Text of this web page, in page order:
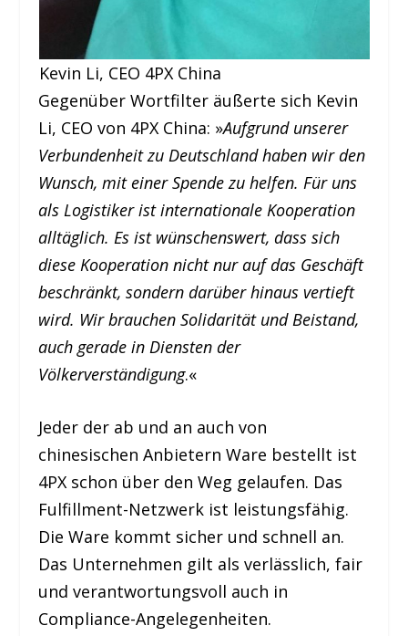
Kevin Li, CEO 4PX China
Gegenüber Wortfilter äußerte sich Kevin
Li, CEO von 4PX China: »Aufgrund unserer
Verbundenheit zu Deutschland haben wir den
Wunsch, mit einer Spende zu helfen. Für uns
als Logistiker ist internationale Kooperation
alltäglich. Es ist wünschenswert, dass sich
diese Kooperation nicht nur auf das Geschäft
beschränkt, sondern darüber hinaus vertieft
wird. Wir brauchen Solidarität und Beistand,
auch gerade in Diensten der
Völkerverständigung.«
Jeder der ab und an auch von
chinesischen Anbietern Ware bestellt ist
4PX schon über den Weg gelaufen. Das
Fulfillment-Netzwerk ist leistungsfähig.
Die Ware kommt sicher und schnell an.
Das Unternehmen gilt als verlässlich, fair
und verantwortungsvoll auch in
Compliance-Angelegenheiten.